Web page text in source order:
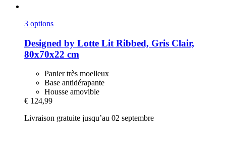
3 options
Designed by Lotte Lit Ribbed, Gris Clair,
80x70x22 cm
Panier très moelleux
Base antidérapante
Housse amovible
€ 124,99
Livraison gratuite jusqu’au 02 septembre